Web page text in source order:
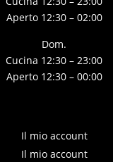
Aperto 12:30 – 02:00
Dom.
Cucina 12:30 – 23:00
Aperto 12:30 – 00:00
Il mio account
Il mio account